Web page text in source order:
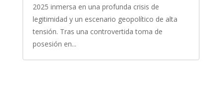
2025 inmersa en una profunda crisis de
legitimidad y un escenario geopolítico de alta
tensión. Tras una controvertida toma de
posesión en...